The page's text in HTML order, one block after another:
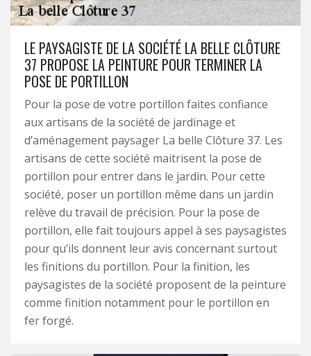
LE PAYSAGISTE DE LA SOCIÉTÉ LA BELLE CLÔTURE
37 PROPOSE LA PEINTURE POUR TERMINER LA
POSE DE PORTILLON
Pour la pose de votre portillon faites confiance
aux artisans de la société de jardinage et
d’aménagement paysager La belle Clôture 37. Les
artisans de cette société maitrisent la pose de
portillon pour entrer dans le jardin. Pour cette
société, poser un portillon même dans un jardin
relève du travail de précision. Pour la pose de
portillon, elle fait toujours appel à ses paysagistes
pour qu’ils donnent leur avis concernant surtout
les finitions du portillon. Pour la finition, les
paysagistes de la société proposent de la peinture
comme finition notamment pour le portillon en
fer forgé.